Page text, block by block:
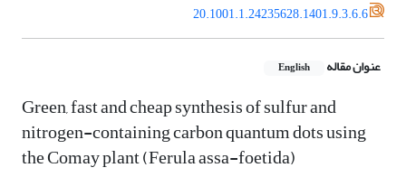
20.1001.1.24235628.1401.9.3.6.6
عنوان مقاله English
Green, fast and cheap synthesis of sulfur and
nitrogen-containing carbon quantum dots using
the Comay plant (Ferula assa-foetida)